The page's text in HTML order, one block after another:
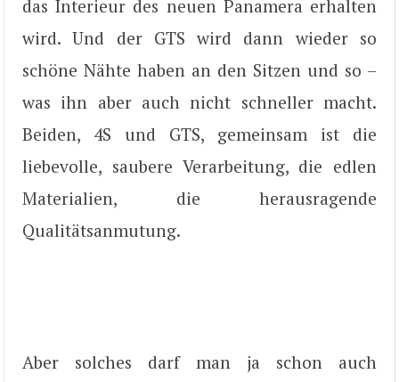
das Interieur des neuen Panamera erhalten
wird. Und der GTS wird dann wieder so
schöne Nähte haben an den Sitzen und so –
was ihn aber auch nicht schneller macht.
Beiden, 4S und GTS, gemeinsam ist die
liebevolle, saubere Verarbeitung, die edlen
Materialien, die herausragende
Qualitätsanmutung.
Aber solches darf man ja schon auch